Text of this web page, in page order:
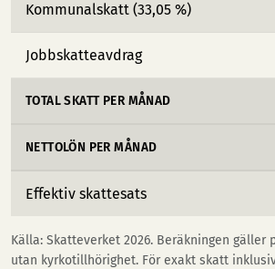
Kommunalskatt (33,05 %)
Jobbskatteavdrag
TOTAL SKATT PER MÅNAD
NETTOLÖN PER MÅNAD
Effektiv skattesats
Källa: Skatteverket 2026. Beräkningen gäller
utan kyrkotillhörighet. För exakt skatt